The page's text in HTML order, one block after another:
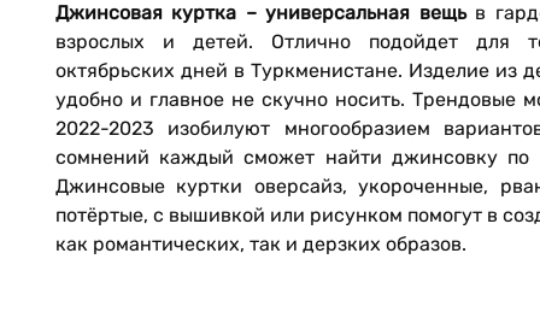
Джинсовая куртка – универсальная вещь в
взрослых и детей. Отлично подойдет для
октябрьских дней в Туркменистане. Изделие из
удобно и главное не скучно носить. Трендовые
2022-2023 изобилуют многообразием
сомнений каждый сможет найти джинсовку по
Джинсовые куртки оверсайз, укороченные,
потёртые, с вышивкой или рисунком помогут в
как романтических, так и дерзких образов.